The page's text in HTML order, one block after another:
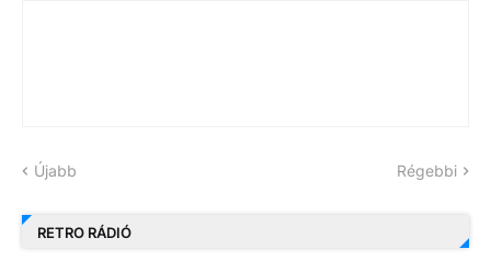
Újabb Régebbi
RETRO RÁDIÓ